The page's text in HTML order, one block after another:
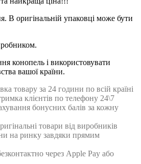
В оригінальній упаковці може бути
конопель і використовувати
вашої країни.
товару за 24 години по всій країні
клієнтів по телефону 24\7
бонусних балів за кожну
товари від виробників
на ринку завдяки прямим
через Apple Pay або